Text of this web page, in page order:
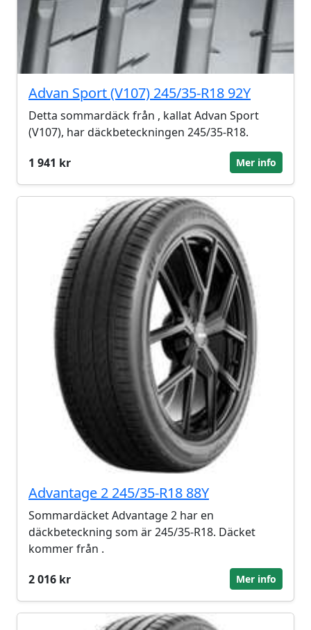
Advan Sport (V107) 245/35-R18 92Y
Detta sommardäck från , kallat Advan Sport
(V107), har däckbeteckningen 245/35-R18.
1 941 kr
Mer info
Advantage 2 245/35-R18 88Y
Sommardäcket Advantage 2 har en
däckbeteckning som är 245/35-R18. Däcket
kommer från .
2 016 kr
Mer info